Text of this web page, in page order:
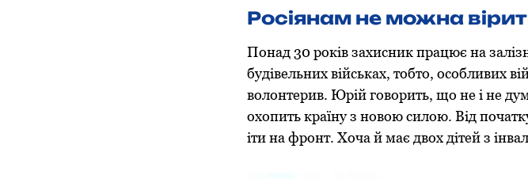
Росіянам не можна
Понад 30 років захисник працює на
будівельних військах, тобто, особливих
волонтерив. Юрій говорить, що не і не
охопить країну з новою силою. Від
іти на фронт. Хоча й має двох дітей з